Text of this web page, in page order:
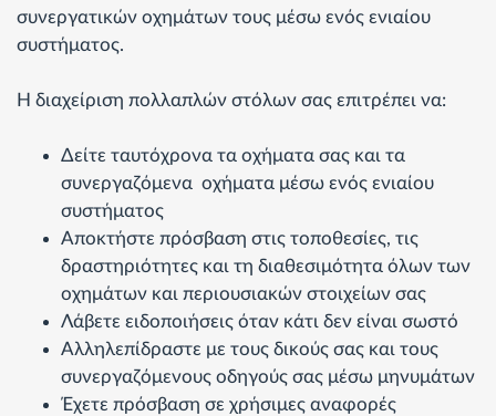
συνεργατικών οχημάτων τους μέσω ενός ενιαίου
συστήματος.
Η διαχείριση πολλαπλών στόλων σας επιτρέπει να:
Δείτε ταυτόχρονα τα οχήματα σας και τα
συνεργαζόμενα οχήματα μέσω ενός ενιαίου
συστήματος
Αποκτήστε πρόσβαση στις τοποθεσίες, τις
δραστηριότητες και τη διαθεσιμότητα όλων των
οχημάτων και περιουσιακών στοιχείων σας
Λάβετε ειδοποιήσεις όταν κάτι δεν είναι σωστό
Αλληλεπίδραστε με τους δικούς σας και τους
συνεργαζόμενους οδηγούς σας μέσω μηνυμάτων
Έχετε πρόσβαση σε χρήσιμες αναφορές